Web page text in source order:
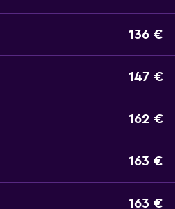
136 €
147 €
162 €
163 €
163 €